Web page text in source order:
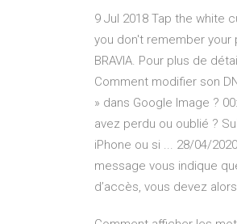
9 Jul 2018 Tap the white
you don't remember your
BRAVIA. Pour plus de
Comment modifier son
» dans Google Image ?
avez perdu ou oublié ?
iPhone ou si ... 28/04/
message vous indique
d’accès, vous devez